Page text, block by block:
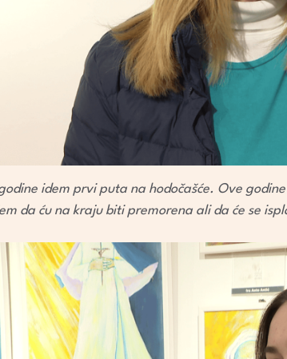
idem prvi puta na hodočašće. Ove
da ću na kraju biti premorena ali da će se